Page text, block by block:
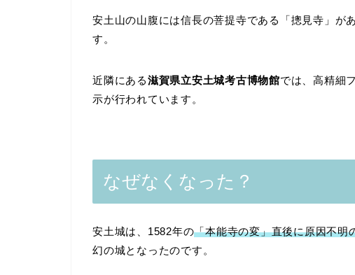
安土山の山腹には信長の菩提寺である「摠見寺」が
す。
近隣にある滋賀県立安土城考古博物館では、高精細
示が行われています。
なぜなくなった？
安土城は、1582年の「本能寺の変」直後に原因不明
幻の城となったのです。